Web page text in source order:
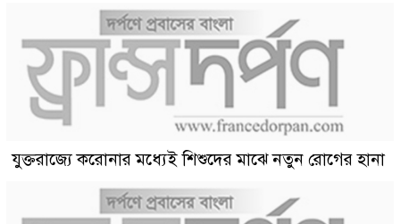
যুক্তরাজ্যে করোনার মধ্যেই শিশুদের মাঝে নতুন রোগের হানা